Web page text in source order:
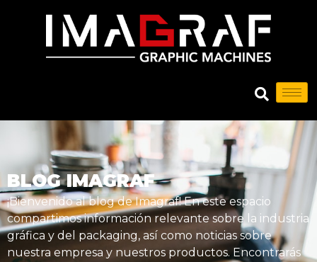
BLOG IMAGRAF
¡Bienvenido al blog de Imagraf! En este espacio
compartimos información relevante sobre la industria
gráfica y del packaging, así como noticias sobre
nuestra empresa y nuestros productos. Encontrarás